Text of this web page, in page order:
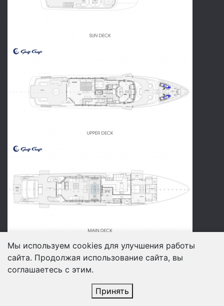
Мы используем cookies для улучшения работы
сайта. Продолжая использование сайта, вы
соглашаетесь с этим.
Принять